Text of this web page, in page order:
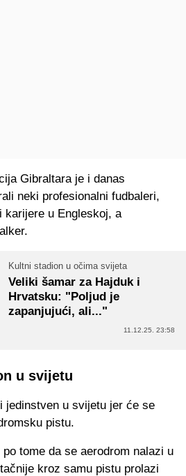
Gibraltara je i danas
neki profesionalni fudbaleri,
karijere u Engleskoj, a
Kultni stadion u očima svijeta
Veliki šamar za Hajduk i
Hrvatsku: "Poljud je
zapanjujući, ali..."
11.12.25. 23:58
u svijetu
jedinstven u svijetu jer će se
pistu.
tome da se aerodrom nalazi u
kroz samu pistu prolazi